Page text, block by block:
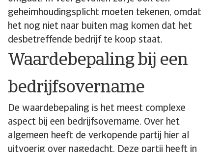
geheimhoudingsplicht moeten tekenen, omdat
het nog niet naar buiten mag komen dat het
desbetreffende bedrijf te koop staat.
Waardebepaling bij een
bedrijfsovername
De waardebepaling is het meest complexe
aspect bij een bedrijfsovername. Over het
algemeen heeft de verkopende partij hier al
uitvoerig over nagedacht. Deze partij heeft in